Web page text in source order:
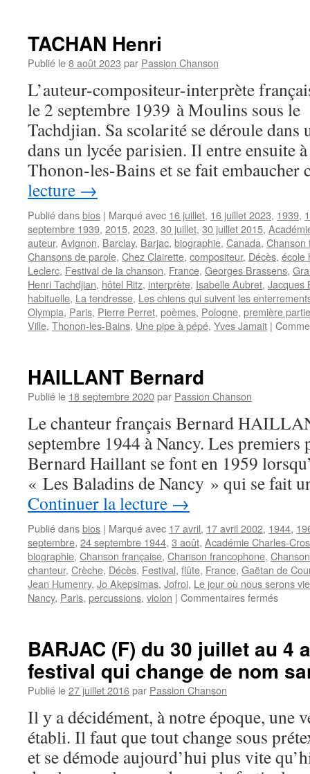
TACHAN Henri
Publié le8 août 2023 par Passion Chanson
L’auteur-compositeur-interprète
le 2 septembre 1939 à Moulins sous
Tachdjian. Sa scolarité se déroule dans
dans un lycée parisien. Il entre ensuite
Thonon-les-Bains et se fait
lecture →
Publié dansbios | Marqué avec 16 juillet, 16 juillet 2023, 1939,
septembre 1939, 2015, 2023, 30 juillet, 30 juillet 2015,
auteur, Avignon, Barclay, Barjac, biographie, Canada, Chanson
Chansons de parole, Chez Clairette, compositeur, Décès, école
Leclerc, Festival de la chanson, France, Georges Brassens,
Henri Tachdjian, hôtel Ritz, interprète, Isabelle Aubret, Jacques
habituelle, La tendresse, Les chiens qui suivent les
Olympia, Paris, Pierre Perret, poèmes, Pologne, première partie
Ville, Thonon-les-Bains, Une pipe à pépé, Yves Jamait |
HAILLANT Bernard
Publié le 18 septembre 2020par Passion Chanson
Le chanteur français Bernard
septembre 1944 à Nancy. Les premiers
Bernard Haillant se font en 1959
« Les Baladins de Nancy » qui se fait
Continuer la lecture →
Publié dansbios | Marqué avec 17 avril, 17 avril 2002, 1944,
septembre, 24 septembre 1944, 3 août, Académie Charles-Cros
biographie, Chanson française, Chanson francophone,
chanteur, Crèche, Décès, Festival, flûte, France, Gaëtan de
Jean Humenry, Jo Akepsimas, Jofroi, Le jour où nous serons
Nancy, Paris, percussions, violon | Commentaires ferméssur
BARJAC (F) du 30 juillet au 4
festival qui change de nom
Publié le27 juillet 2016par Passion Chanson
Il y a décidément, à notre époque, une
établi. Il faut que tout change sous
et se démode aujourd’hui plus vite